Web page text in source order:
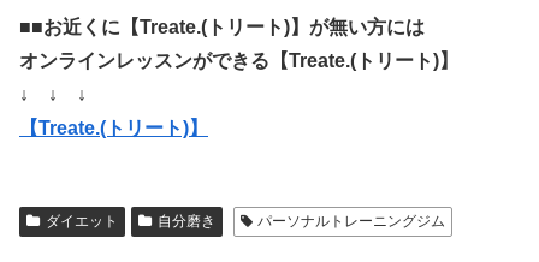
■■お近くに【Treate.(トリート)】が無い方には
オンラインレッスンができる【Treate.(トリート)】
↓ ↓ ↓
【Treate.(トリート)】
ダイエット 自分磨き パーソナルトレーニングジム